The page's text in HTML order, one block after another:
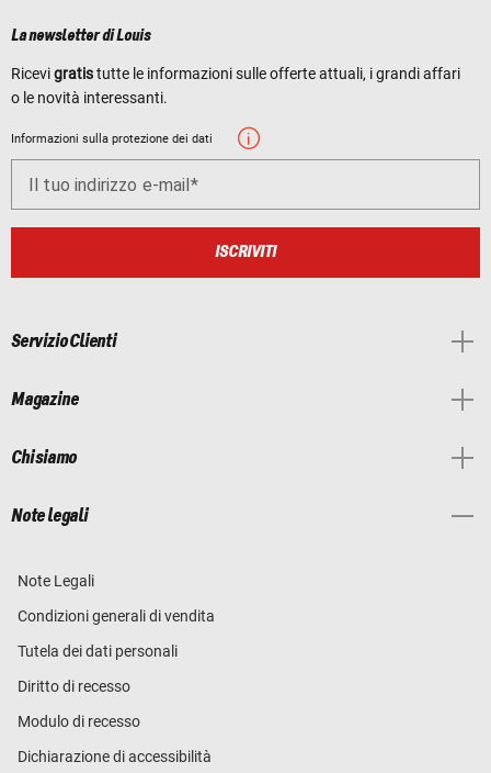
La newsletter di Louis
Ricevigratistutte le informazioni sulle offerte attuali, i grandi affari
o le novità interessanti.
Informazioni sulla protezione dei dati
Il tuo indirizzo e-mail
ISCRIVITI
Servizio Clienti
Magazine
Chi siamo
Note legali
Note Legali
Condizioni generali di vendita
Tutela dei dati personali
Diritto di recesso
Modulo di recesso
Dichiarazione di accessibilità